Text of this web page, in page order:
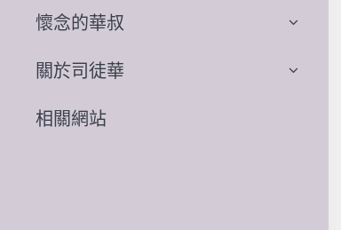
懷念的華叔
關於司徒華
相關網站